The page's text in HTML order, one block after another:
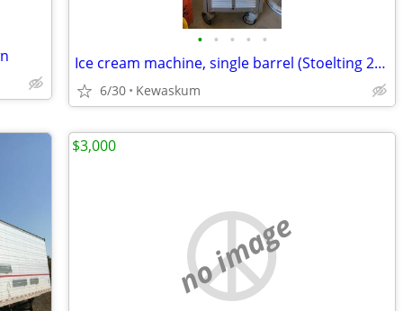
• • • • •
Ice cream machine, single barrel (Stoelting 217R)
6/30 Kewaskum
no image
$3,000